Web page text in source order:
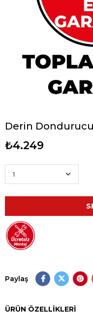
Derin Dondurucu
₺4.249
Paylaş
ÜRÜN ÖZELLIKLERI